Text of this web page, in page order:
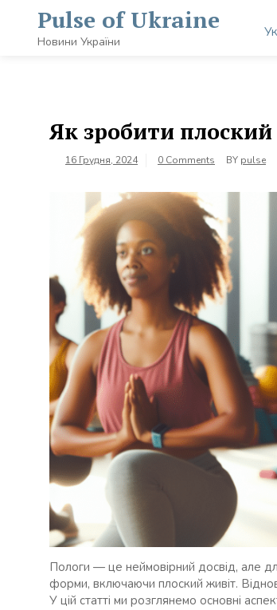
content
Pulse of Ukraine
Новини України
Як зробити плоский
16 Грудня, 2024 0 Comments BY pulse
Пологи — це неймовірний досвід, але
форми, включаючи плоский живіт.
У цій статті ми розглянемо основні